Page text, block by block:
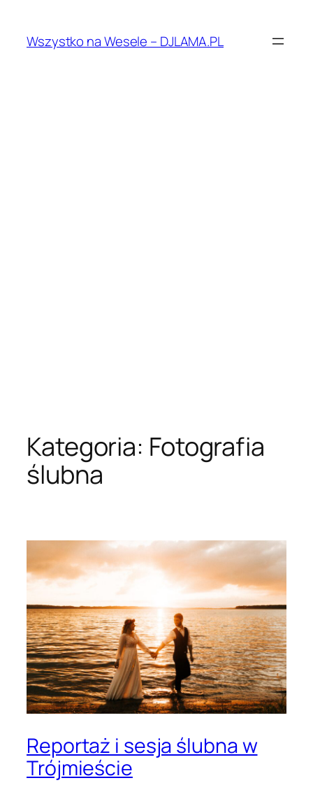
treściWszystko na Wesele – DJLAMA.PL
Kategoria: Fotografia
ślubna
Reportaż i sesja ślubna w
Trójmieście